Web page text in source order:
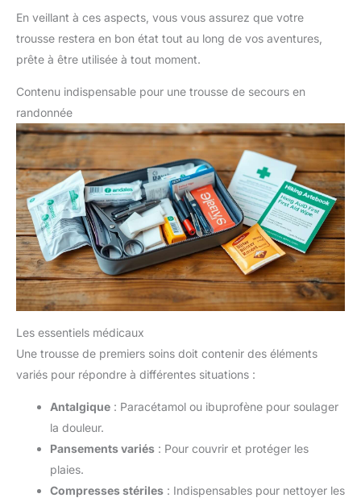
En veillant à ces aspects, vous vous assurez que votre
trousse restera en bon état tout au long de vos aventures,
prête à être utilisée à tout moment.
Contenu indispensable pour une trousse de secours en
randonnée
Les essentiels médicaux
Une trousse de premiers soins doit contenir des éléments
variés pour répondre à différentes situations :
Antalgique : Paracétamol ou ibuprofène pour soulager
la douleur.
Pansements variés : Pour couvrir et protéger les
plaies.
Compresses stériles : Indispensables pour nettoyer les